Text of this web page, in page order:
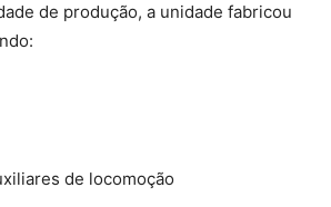
de produção, a unidade fabricou
de locomoção